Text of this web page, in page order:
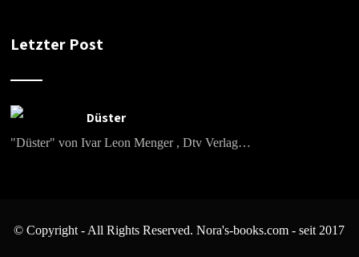
Letzter Post
Düster
"Düster" von Ivar Leon Menger , Dtv Verlag…
© Copyright - All Rights Reserved. Nora's-books.com - seit 2017